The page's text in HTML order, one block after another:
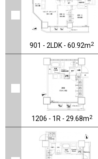
901 - 2LDK - 60.92m2
1206 - 1R - 29.68m2